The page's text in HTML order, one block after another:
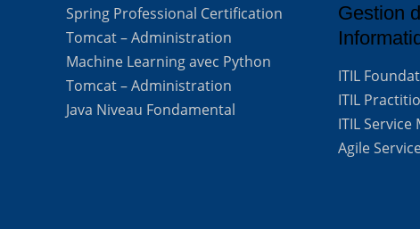
Spring Professional Certification
Tomcat – Administration
Machine Learning avec Python
Tomcat – Administration
Java Niveau Fondamental
Gestion
ITIL
ITIL
ITIL Service
Agile